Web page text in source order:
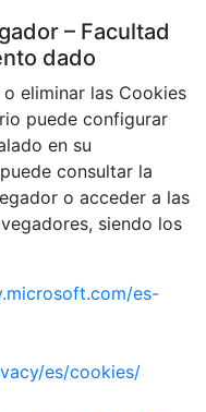
– Facultad
dado
eliminar las Cookies
puede configurar
en su
consultar la
o acceder a las
siendo los
es-
es/cookies/